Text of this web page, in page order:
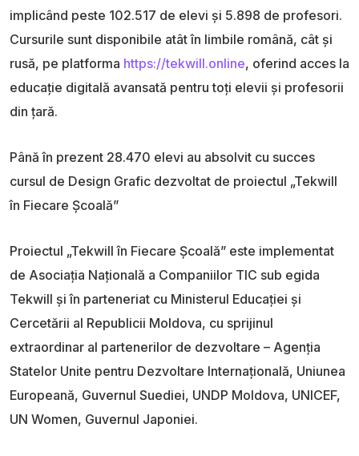
implicând peste 102.517 de elevi și 5.898 de profesori.
Cursurile sunt disponibile atât în limbile română, cât și
rusă, pe platforma https://tekwill.online, oferind acces la
educație digitală avansată pentru toți elevii și profesorii
din țară.
Până în prezent 28.470 elevi au absolvit cu succes
cursul de Design Grafic dezvoltat de proiectul „Tekwill
în Fiecare Școală”
Proiectul „Tekwill în Fiecare Școală” este implementat
de Asociația Națională a Companiilor TIC sub egida
Tekwill și în parteneriat cu Ministerul Educației și
Cercetării al Republicii Moldova, cu sprijinul
extraordinar al partenerilor de dezvoltare – Agenția
Statelor Unite pentru Dezvoltare Internațională, Uniunea
Europeană, Guvernul Suediei, UNDP Moldova, UNICEF,
UN Women, Guvernul Japoniei.